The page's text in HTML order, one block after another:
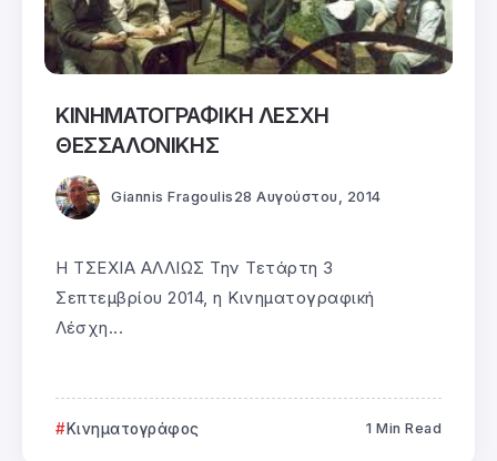
ΚΙΝΗΜΑΤΟΓΡΑΦΙΚΗ ΛΕΣΧΗ
ΘΕΣΣΑΛΟΝΙΚΗΣ
Giannis Fragoulis 28 Αυγούστου, 2014
Η ΤΣΕΧΙΑ ΑΛΛΙΩΣ Την Τετάρτη 3
Σεπτεμβρίου 2014, η Κινηματογραφική
Λέσχη...
Κινηματογράφος 1 Min Read